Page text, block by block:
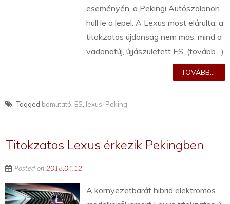
eseményén, a Pekingi Autószalonon
hull le a lepel. A Lexus most elárulta, a
titokzatos újdonság nem más, mind a
vadonatúj, újjászületett ES. (tovább…)
TOVÁBB...
Tagged bemutató ES lexus Peking
Titokzatos Lexus érkezik Pekingben
Posted on 2018.04.12
A környezetbarát hibrid elektromos